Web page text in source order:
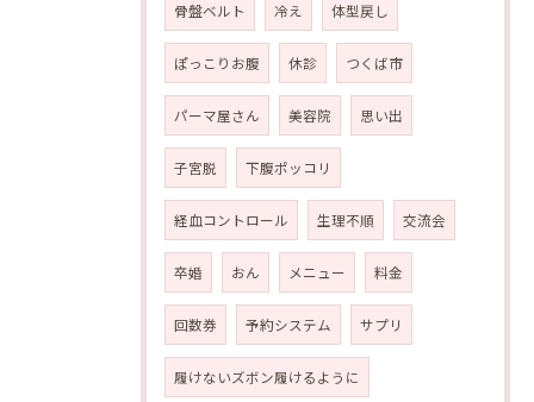
骨盤ベルト 冷え 体型戻し
ぽっこりお腹 休診 つくば市
パーマ屋さん 美容院 思い出
子宮脱 下腹ポッコリ
経血コントロール 生理不順 交流会
卒婚 おん メニュー 料金
回数券 予約システム サプリ
履けないズボン履けるように